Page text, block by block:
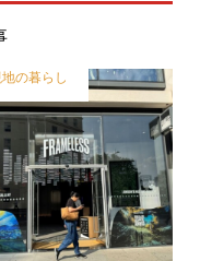
の暮らし